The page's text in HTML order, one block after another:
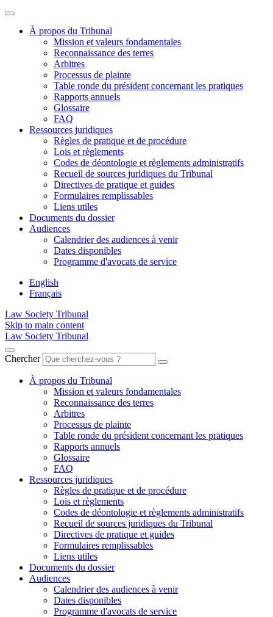
À propos du Tribunal
Mission et valeurs fondamentales
Reconnaissance des terres
Arbitres
Processus de plainte
Table ronde du président concernant les pratiques
Rapports annuels
Glossaire
FAQ
Ressources juridiques
Règles de pratique et de procédure
Lois et règlements
Codes de déontologie et règlements administratifs
Recueil de sources juridiques du Tribunal
Directives de pratique et guides
Formulaires remplissables
Liens utiles
Documents du dossier
Audiences
Calendrier des audiences à venir
Dates disponibles
Programme d'avocats de service
English
Français
Law Society Tribunal
Skip to main content
Law Society Tribunal
Chercher
À propos du Tribunal
Mission et valeurs fondamentales
Reconnaissance des terres
Arbitres
Processus de plainte
Table ronde du président concernant les pratiques
Rapports annuels
Glossaire
FAQ
Ressources juridiques
Règles de pratique et de procédure
Lois et règlements
Codes de déontologie et règlements administratifs
Recueil de sources juridiques du Tribunal
Directives de pratique et guides
Formulaires remplissables
Liens utiles
Documents du dossier
Audiences
Calendrier des audiences à venir
Dates disponibles
Programme d'avocats de service